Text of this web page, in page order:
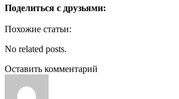
Поделиться с друзьями:
Похожие статьи:
No related posts.
Оставить комментарий